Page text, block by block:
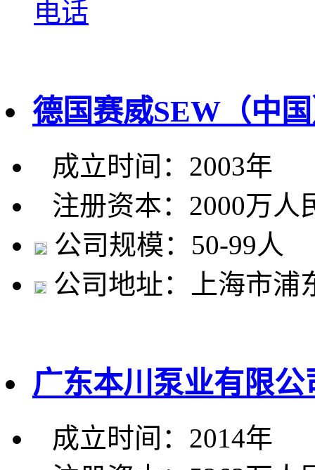
电话
德国赛威SEW（中
成立时间：2003年
注册资本：2000万人
公司规模：50-99人
公司地址：上海市浦
广东本川泵业有限公
成立时间：2014年